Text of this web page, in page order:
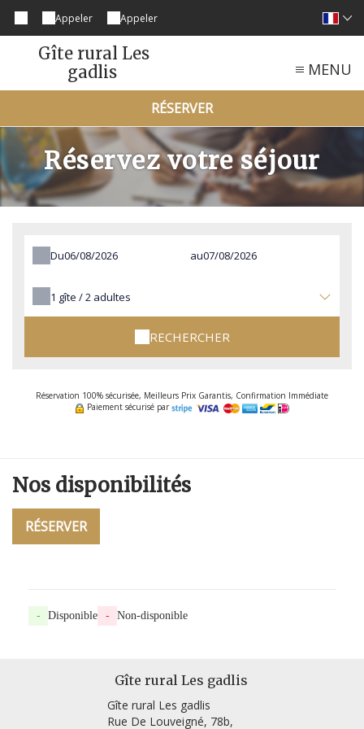
Appeler Appeler
Gîte rural Les
gadlis
MENU
RÉSERVER
Réservez votre séjour
Du au
1 gîte /2 adultes
RECHERCHER
Réservation 100% sécurisée, Meilleurs Prix Garantis, Confirmation Immédiate
Paiement sécurisé par
Nos disponibilités
RÉSERVER
- Disponible - Non-disponible
Gîte rural Les gadlis
Gîte rural Les gadlis
Rue De Louveigné, 78b,